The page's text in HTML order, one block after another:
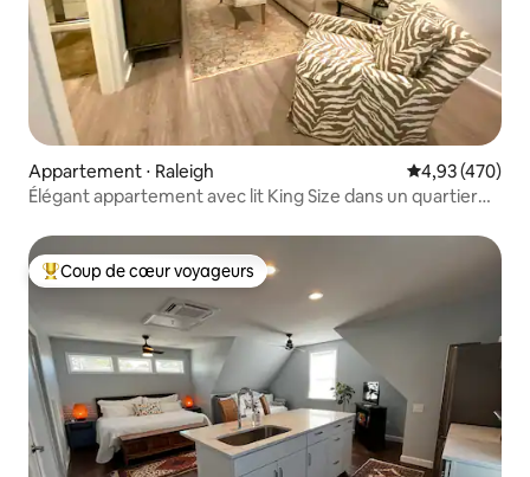
Appartement ⋅ Raleigh Évaluation
4,93 (470)
Élégant appartement avec lit King Size dans un quartier
Coups de cœur voyageurs les plus appréciés
Coup de cœur voyageurs